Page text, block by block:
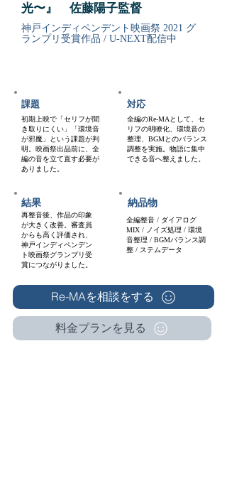
光〜』 佐藤陽子監督
神戸インディペンデント映画祭 2021 グ
ランプリ受賞作品 / U-NEXT配信中
課題
初期上映で「セリフが聞
き取りにくい」「環境音
が邪魔」という課題が判
明。映画祭出品前に、全
編の音を立て直す必要が
ありました。
対応
全編のRe-MAとして、セ
リフの明瞭化、環境音の
整理、BGMとのバランス
調整を実施。物語に集中
できる音へ整えました。
結果
再整音後、作品の印象
が大きく改善。審査員
からも高く評価され、
神戸インディペンデン
ト映画祭グランプリ受
賞につながりました。
納品物
全編整音 / ダイアログ
MIX / ノイズ処理 / 環境
音整理 / BGMバランス調
整 / ステムデータ
Re-MAを相談をする
料金プランを見る